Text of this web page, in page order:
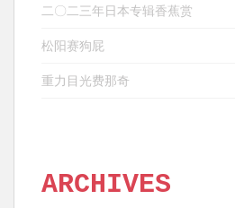
二〇二三年日本专辑香蕉赏
松阳赛狗屁
重力目光费那奇
ARCHIVES